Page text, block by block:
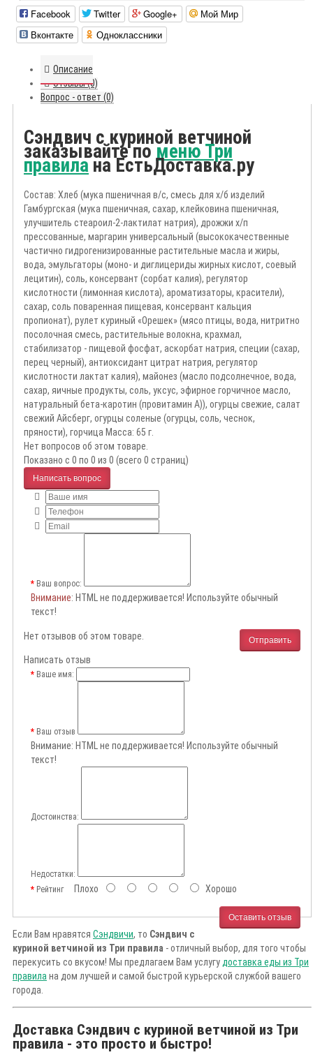
Facebook Twitter Google+
Мой Мир
Вконтакте
Одноклассники
Описание
Отзывы (0)
Вопрос - ответ (0)
Сэндвич с куриной ветчиной
заказывайте поменю Три
правилана ЕстьДоставка.ру
Состав: Хлеб (мука пшеничная в/с, смесь для х/б изделий
Гамбургская (мука пшеничная, сахар, клейковина пшеничная,
улучшитель cтеароил-2-лактилат натрия), дрожжи х/п
прессованные, маргарин универсальный (высококачественные
частично гидрогенизированные растительные масла и жиры,
вода, эмульгаторы (моно- и диглицериды жирных кислот, соевый
лецитин), соль, консервант (сорбат калия), регулятор
кислотности (лимонная кислота), ароматизаторы, красители),
сахар, соль поваренная пищевая, консервант кальция
пропионат), рулет куриный «Орешек» (мясо птицы, вода, нитритно
посолочная смесь, растительные волокна, крахмал,
стабилизатор - пищевой фосфат, аскорбат натрия, специи (сахар,
перец черный), антиоксидант цитрат натрия, регулятор
кислотности лактат калия), майонез (масло подсолнечное, вода,
сахар, яичные продукты, соль, уксус, эфирное горчичное масло,
натуральный бета-каротин (провитамин А)), огурцы свежие, салат
свежий Айсберг, огурцы соленые (огурцы, соль, чеснок,
пряности), горчица Масса: 65 г.
Нет вопросов об этом товаре.
Показано с 0 по 0 из 0 (всего 0 страниц)
Написать вопрос
Ваш вопрос:
Внимание: HTML не поддерживается! Используйте обычный
текст!
Отправить
Нет отзывов об этом товаре.
Написать отзыв
Ваше имя:
Ваш отзыв
Внимание: HTML не поддерживается! Используйте обычный
текст!
Достоинства:
Недостатки:
РейтингПлохо Хорошо
Оставить отзыв
Если Вам нравятся Сэндвичи, то Сэндвич с
куриной ветчиной из Три правила - отличный выбор, для того чтобы
перекусить со вкусом! Мы предлагаем Вам услугу доставка еды из Три
правила на дом лучшей и самой быстрой курьерской службой вашего
города.
Доставка Сэндвич с куриной ветчиной из Три
правила - это просто и быстро!